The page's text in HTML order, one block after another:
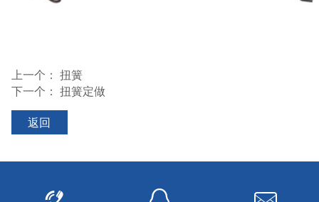
上一个： 扭簧
下一个： 扭簧定做
返回